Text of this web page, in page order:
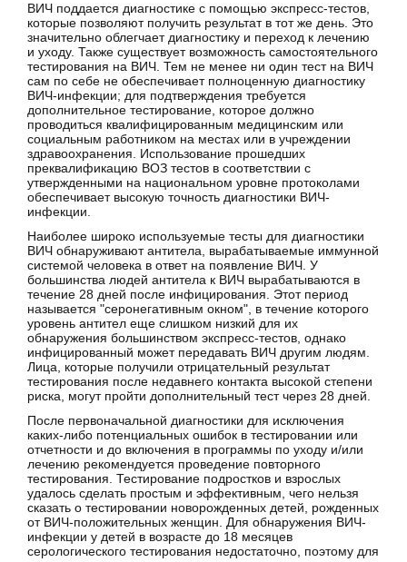
ВИЧ поддается диагностике с помощью экспресс-тестов,
которые позволяют получить результат в тот же день. Это
значительно облегчает диагностику и переход к лечению
и уходу. Также существует возможность самостоятельного
тестирования на ВИЧ. Тем не менее ни один тест на ВИЧ
сам по себе не обеспечивает полноценную диагностику
ВИЧ-инфекции; для подтверждения требуется
дополнительное тестирование, которое должно
проводиться квалифицированным медицинским или
социальным работником на местах или в учреждении
здравоохранения. Использование прошедших
преквалификацию ВОЗ тестов в соответствии с
утвержденными на национальном уровне протоколами
обеспечивает высокую точность диагностики ВИЧ-
инфекции.
Наиболее широко используемые тесты для диагностики
ВИЧ обнаруживают антитела, вырабатываемые иммунной
системой человека в ответ на появление ВИЧ. У
большинства людей антитела к ВИЧ вырабатываются в
течение 28 дней после инфицирования. Этот период
называется "серонегативным окном", в течение которого
уровень антител еще слишком низкий для их
обнаружения большинством экспресс-тестов, однако
инфицированный может передавать ВИЧ другим людям.
Лица, которые получили отрицательный результат
тестирования после недавнего контакта высокой степени
риска, могут пройти дополнительный тест через 28 дней.
После первоначальной диагностики для исключения
каких-либо потенциальных ошибок в тестировании или
отчетности и до включения в программы по уходу и/или
лечению рекомендуется проведение повторного
тестирования. Тестирование подростков и взрослых
удалось сделать простым и эффективным, чего нельзя
сказать о тестировании новорожденных детей, рожденных
от ВИЧ-положительных женщин. Для обнаружения ВИЧ-
инфекции у детей в возрасте до 18 месяцев
серологического тестирования недостаточно, поэтому для